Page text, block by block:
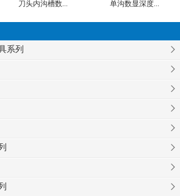
刀头内沟槽数... 单沟数显深度...
系列